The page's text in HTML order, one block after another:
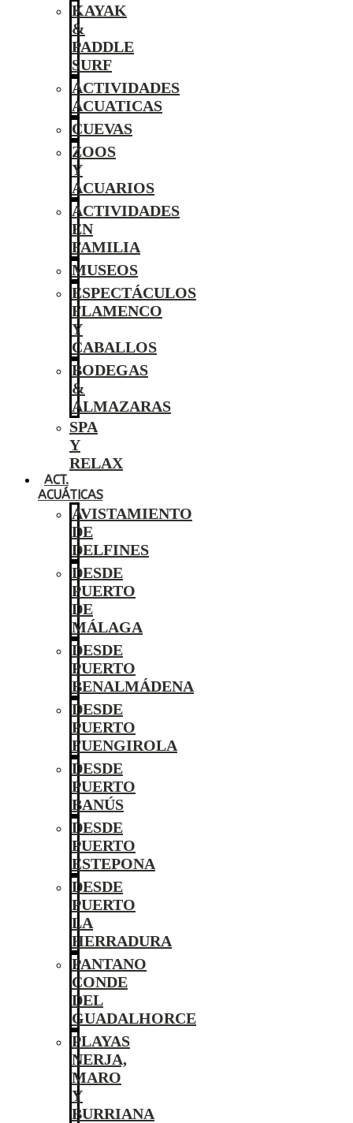
KAYAK
&
PADDLE
SURF
ACTIVIDADES
ACUATICAS
CUEVAS
ZOOS
Y
ACUARIOS
ACTIVIDADES
EN
FAMILIA
MUSEOS
ESPECTÁCULOS
FLAMENCO
Y
CABALLOS
BODEGAS
&
ALMAZARAS
SPA
Y
RELAX
ACT.
ACUÁTICAS
AVISTAMIENTO
DE
DELFINES
DESDE
PUERTO
DE
MÁLAGA
DESDE
PUERTO
BENALMÁDENA
DESDE
PUERTO
FUENGIROLA
DESDE
PUERTO
BANÚS
DESDE
PUERTO
ESTEPONA
DESDE
PUERTO
LA
HERRADURA
PANTANO
CONDE
DEL
GUADALHORCE
PLAYAS
NERJA,
MARO
Y
BURRIANA